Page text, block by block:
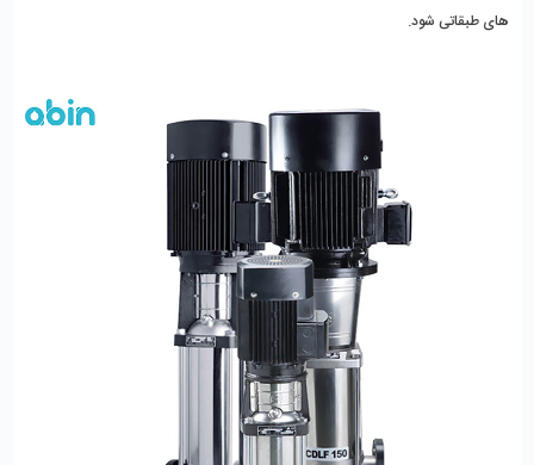
های طبقاتی شود.